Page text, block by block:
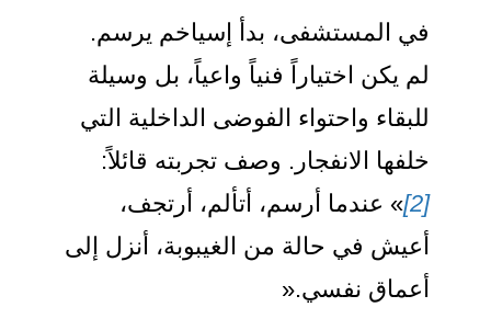
في المستشفى، بدأ إسياخم يرسم.
لم يكن اختياراً فنياً واعياً، بل وسيلة
للبقاء واحتواء الفوضى الداخلية التي
خلفها الانفجار. وصف تجربته قائلاً:
[2]
» عندما أرسم، أتألم، أرتجف،
أعيش في حالة من الغيبوبة، أنزل إلى
أعماق نفسي.«